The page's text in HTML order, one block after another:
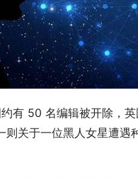
有 50 名编辑被开除，
关于一位黑人女星遭